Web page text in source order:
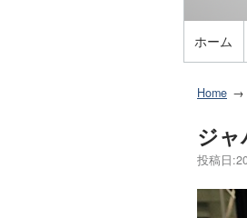
ホーム
Home
ジ
投稿日: